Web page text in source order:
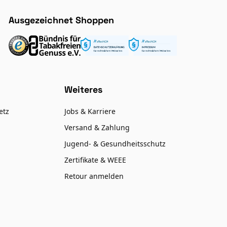
Ausgezeichnet Shoppen
Weiteres
Jobs & Karriere
Versand & Zahlung
Jugend- & Gesundheitsschutz
Zertifikate & WEEE
Retour anmelden